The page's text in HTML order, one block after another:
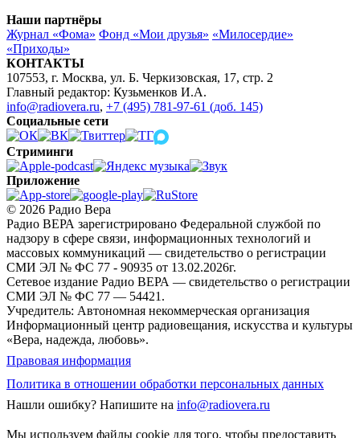
Наши партнёры
Журнал «Фома» Фонд «Мои друзья» «Милосердие»
«Приходы»
КОНТАКТЫ
107553, г. Москва, ул. Б. Черкизовская, 17, стр. 2
Главный редактор: Кузьменков И.А.
info@radiovera.ru, +7 (495) 781-97-61 (доб. 145)
Социальные сети
Стриминги
Приложение
© 2026 Радио Вера
Радио ВЕРА зарегистрировано Федеральной службой по
надзору в сфере связи, информационных технологий и
массовых коммуникаций — свидетельство о регистрации
СМИ ЭЛ № ФС 77 - 90935 от 13.02.2026г.
Сетевое издание Радио ВЕРА — свидетельство о регистрации
СМИ ЭЛ № ФС 77 — 54421.
Учредитель: Автономная некоммерческая организация
Информационный центр радиовещания, искусства и культуры
«Вера, надежда, любовь».
Правовая информация
Политика в отношении обработки персональных данных
Нашли ошибку? Напишите на info@radiovera.ru
Мы используем файлы cookie для того, чтобы предоставить